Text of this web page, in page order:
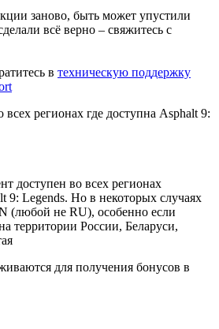
заново, быть может упустили
всё верно – свяжитесь с
в техническую поддержку
регионах где доступна Asphalt 9:
доступен во всех регионах
9: Legends. Но в некоторых случаях
(любой не RU), особенно если
территории России, Беларуси,
для получения бонусов в